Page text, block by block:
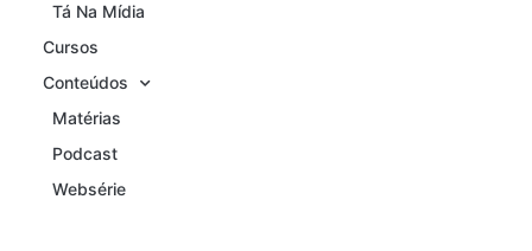
Tá Na Mídia
Cursos
Conteúdos
Matérias
Podcast
Websérie